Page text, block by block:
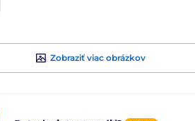
Zobraziť viac obrázkov